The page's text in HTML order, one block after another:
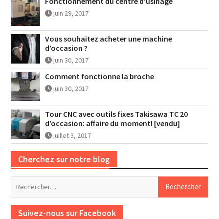
juin 29, 2017
Vous souhaitez acheter une machine
d’occasion ?
juin 30, 2017
Comment fonctionne la broche
juin 30, 2017
Tour CNC avec outils fixes Takisawa TC 20
d’occasion: affaire du moment! [vendu]
juillet 3, 2017
Cherchez sur notre blog
Suivez-nous sur Facebook